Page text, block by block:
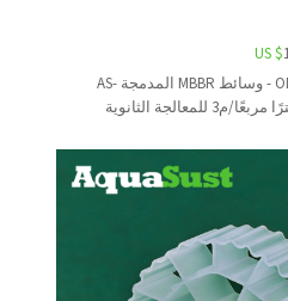
US $
تخصيص مع ODM/OEM - وسائط MBBR المدمجة AS-